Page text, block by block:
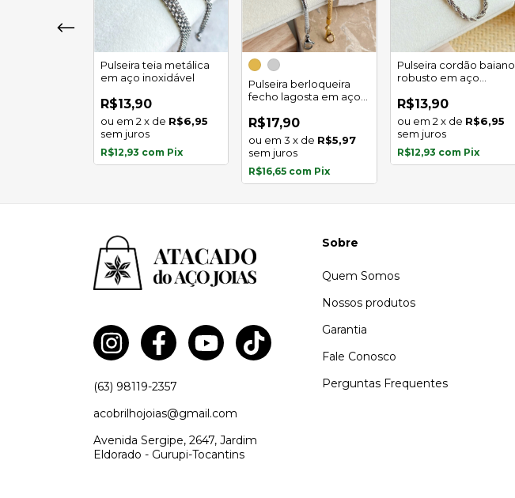
Pulseira teia metálica
em aço inoxidável
R$13,90
2x de R$6,95
sem juros
R$12,93 com Pix
Pulseira berloqueira
fecho lagosta em aço
R$17,90
3 x de R$5,97
sem juros
R$16,65 com Pix
Pulseira cordão baiano
robusto em aço
R$13,90
2 x de R$6,95
sem juros
R$12,93 com Pix
(63) 98119-2357
acobrilhojoias@gmail.com
Avenida Sergipe, 2647, Jardim
Eldorado - Gurupi-Tocantins
Sobre
Quem Somos
Nossos produtos
Garantia
Fale Conosco
Perguntas Frequentes